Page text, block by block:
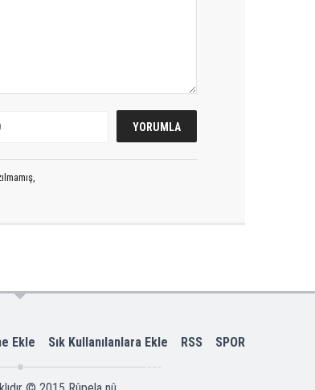
Ekle Sık Kullanılanlara Ekle RSS SPOR